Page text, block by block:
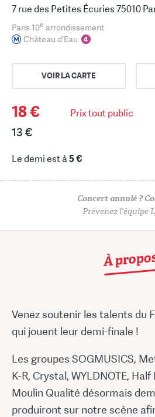
7 rue des Petites Écuries 75010
Paris 10e arrondissement
Château d'Eau
VOIR LA CARTE
18 € Prix tout public
13 €
Le demi est à5 €
Concert annulé ?
Prévenez l'équipe
À
Venez soutenir les talents du
qui jouent leur demi-finale !
Les groupes SOGMUSICS,
K-R, Crystal, WYLDNOTE, Half
Moulin Qualité désormais
produiront sur notre scène